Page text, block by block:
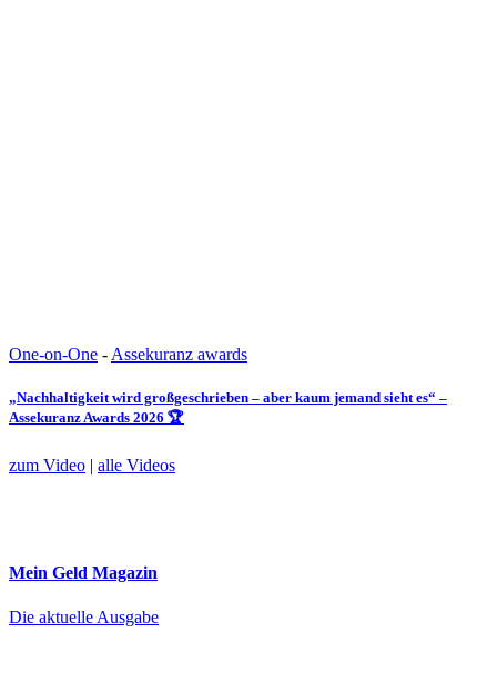
One-on-One - Assekuranz awards
„Nachhaltigkeit wird großgeschrieben – aber kaum jemand sieht es“ –
Assekuranz Awards 2026 🏆
zum Video | alle Videos
Mein Geld Magazin
Die aktuelle Ausgabe